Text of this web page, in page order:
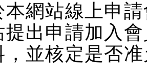
本網站線上申
提出申請加入
，並核定是否